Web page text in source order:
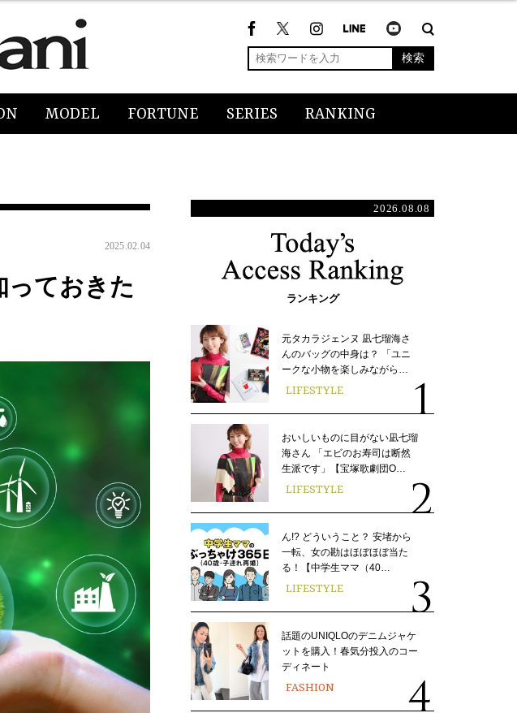
検索
MODEL FORTUNE SERIES RANKING
2025.02.04
っておきた
2026.08.08
ランキング
元タカラジェンヌ 凪七瑠海さ
んのバッグの中身は？ 「ユニ
ークな小物を楽しみながら…
LIFESTYLE
おいしいものに目がない凪七瑠
海さん 「エビのお寿司は断然
生派です」【宝塚歌劇団O…
LIFESTYLE
ん!? どういうこと？ 安堵から
一転、女の勘はほぼほぼ当た
る！【中学生ママ（40…
LIFESTYLE
話題のUNIQLOのデニムジャケ
ットを購入！春気分投入のコー
ディネート
FASHION